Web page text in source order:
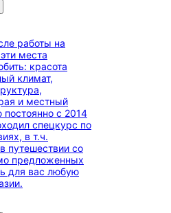
работы на
места
красота
климат,
и местный
с 2014
спецкурс по
в т.ч.
путешествии со
предложенных
для вас любую